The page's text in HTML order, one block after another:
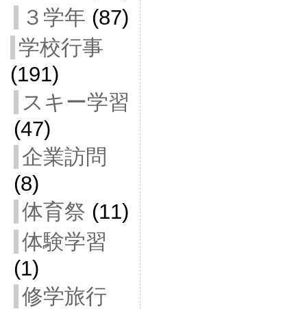
３学年 (87)
学校行事
(191)
スキー学習
(47)
企業訪問
(8)
体育祭 (11)
体験学習
(1)
修学旅行